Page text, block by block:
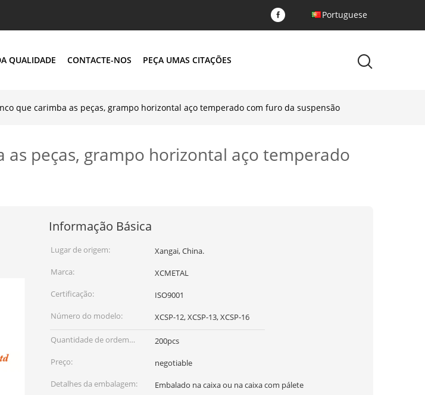
Portuguese
QUALIDADE CONTACTE-NOS PEÇA UMAS CITAÇÕES
que carimba as peças, grampo horizontal aço temperado com furo da suspensão
peças, grampo horizontal aço temperado
Informação Básica
Lugar de origem:
Xangai, China.
Marca:
XCMETAL
Certificação:
ISO9001
Número do modelo:
XCSP-12, XCSP-13, XCSP-16
Quantidade de ordem
mínima:
200pcs
Preço:
negotiable
Detalhes da embalagem:
Embalado na caixa ou na caixa com pálete